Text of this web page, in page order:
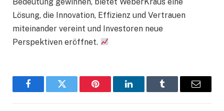
Lösung, die Innovation, Effizienz und Vertrauen
miteinander vereint und Investoren neue
Perspektiven eröffnet.
FacebookTwitter Pinterest LinkedInTumblr Email